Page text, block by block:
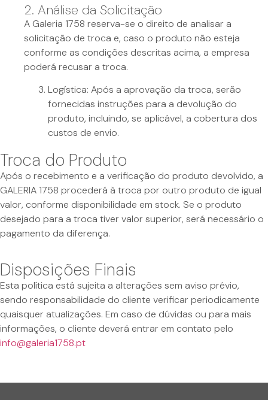
2. Análise da Solicitação
A Galeria 1758 reserva-se o direito de analisar a
solicitação de troca e, caso o produto não esteja
conforme as condições descritas acima, a empresa
poderá recusar a troca.
Logística: Após a aprovação da troca, serão
fornecidas instruções para a devolução do
produto, incluindo, se aplicável, a cobertura dos
custos de envio.
Troca do Produto
Após o recebimento e a verificação do produto devolvido, a
GALERIA 1758 procederá à troca por outro produto de igual
valor, conforme disponibilidade em stock. Se o produto
desejado para a troca tiver valor superior, será necessário o
pagamento da diferença.
Disposições Finais
Esta política está sujeita a alterações sem aviso prévio,
sendo responsabilidade do cliente verificar periodicamente
quaisquer atualizações. Em caso de dúvidas ou para mais
informações, o cliente deverá entrar em contato pelo
info@galeria1758.pt